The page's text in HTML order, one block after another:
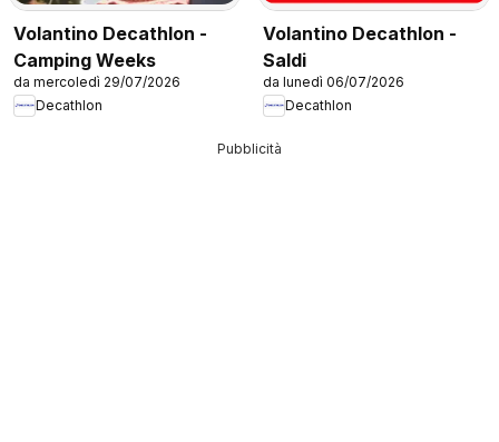
Volantino Decathlon -
Camping Weeks
da mercoledì 29/07/2026
Decathlon
Volantino Decathlon -
Saldi
da lunedì 06/07/2026
Decathlon
Pubblicità